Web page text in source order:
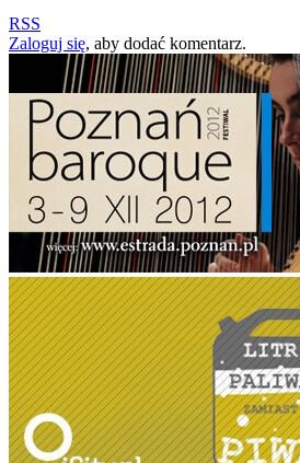
Google.
Czy jesteś właścicielem tej witryny?
RSS
Zaloguj się, aby dodać komentarz.